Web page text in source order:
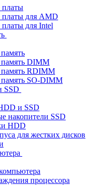
платы
для AMD
для Intel
DIMM
RDIMM
SO-DIMM
SSD
и SSD
накопители SSD
HDD
для жестких дисков
процессора